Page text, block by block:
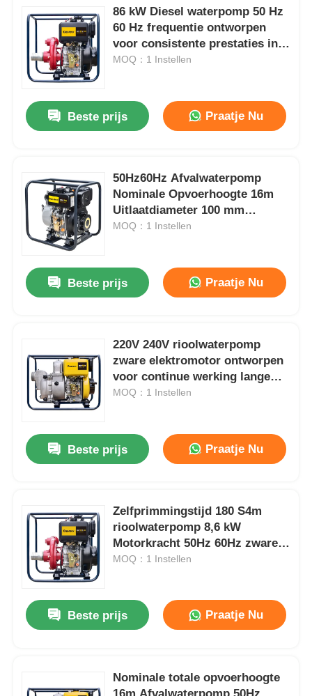
Thuis
Videos
Fabrieksreis
Kwaliteitscontrole
Contacteer ons
nieuws
Vraag een offerte aan
86 kW Diesel waterpomp 50 Hz
60 Hz frequentie ontworpen
voor consistente prestaties in
landbouw, mijnbouw en bouw
MOQ：1 Instellen
Beste prijs Praatje Nu
50Hz60Hz Afvalwaterpomp
Nominale Opvoerhoogte 16m
Uitlaatdiameter 100 mm
Industriële Afvalwaterpomp
MOQ：1 Instellen
Beste prijs Praatje Nu
220V 240V rioolwaterpomp
zware elektromotor ontworpen
voor continue werking lange
levensduur
MOQ：1 Instellen
Beste prijs Praatje Nu
Zelfprimmingstijd 180 S4m
rioolwaterpomp 8,6 kW
Motorkracht 50Hz 60Hz zware
pomp voor riool- en
MOQ：1 Instellen
Beste prijs Praatje Nu
Nominale totale opvoerhoogte
16m Afvalwaterpomp 50Hz